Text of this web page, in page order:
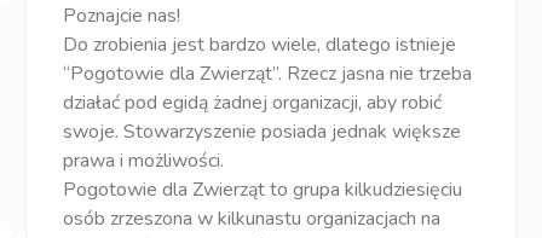
Poznajcie nas!
Do zrobienia jest bardzo wiele, dlatego istnieje
“Pogotowie dla Zwierząt”. Rzecz jasna nie trzeba
działać pod egidą żadnej organizacji, aby robić
swoje. Stowarzyszenie posiada jednak większe
prawa i możliwości.
Pogotowie dla Zwierząt to grupa kilkudziesięciu
osób zrzeszona w kilkunastu organizacjach na